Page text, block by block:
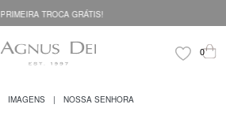
PRIMEIRA TROCA GRÁTIS!
IMAGENS NOSSA SENHORA